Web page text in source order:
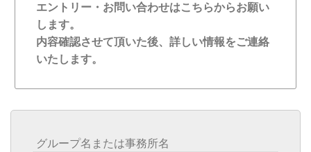
エントリー・お問い合わせはこちらからお願い
します。
内容確認させて頂いた後、詳しい情報をご連絡
いたします。
グループ名または事務所名